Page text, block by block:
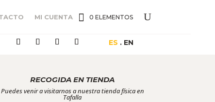
MI CUENTA 0 ELEMENTOS
ES . EN
RECOGIDA EN TIENDA
Puedes venir a visitarnos a nuestra tienda física en
Tafalla